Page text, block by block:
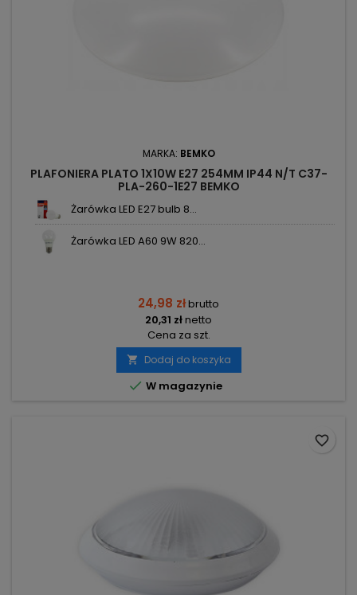
MARKA: BEMKO
PLAFONIERA PLATO 1X10W E27 254MM IP44 N/T C37-
PLA-260-1E27 BEMKO
Żarówka LED E27 bulb 8...
Żarówka LED A60 9W 820...
24,98 złbrutto
20,31 złnetto
Cena za szt.
 Dodaj do koszyka
 W magazynie
favorite_border